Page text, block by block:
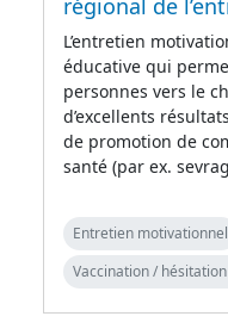
régional de
L’entretien
éducative qui
personnes vers le
d’excellents
de promotion de
santé (par ex.
Entretien motivationnel
Vaccination /